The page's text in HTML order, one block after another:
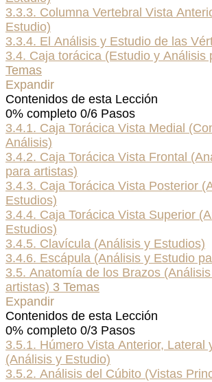
3.3.3. Columna Vertebral Vista
Estudio)
3.3.4. El Análisis y Estudio de las
3.4. Caja torácica (Estudio y Análisis
Temas
Expandir
Contenidos de esta Lección
0% completo 0/6 Pasos
3.4.1. Caja Torácica Vista Medial
Análisis)
3.4.2. Caja Torácica Vista Frontal
para artistas)
3.4.3. Caja Torácica Vista Posterior
Estudios)
3.4.4. Caja Torácica Vista Superior
Estudios)
3.4.5. Clavícula (Análisis y Estudios)
3.4.6. Escápula (Análisis y Estudio
3.5. Anatomía de los Brazos
artistas) 3 Temas
Expandir
Contenidos de esta Lección
0% completo 0/3 Pasos
3.5.1. Húmero Vista Anterior, Lateral
(Análisis y Estudio)
3.5.2. Análisis del Cúbito (Vistas